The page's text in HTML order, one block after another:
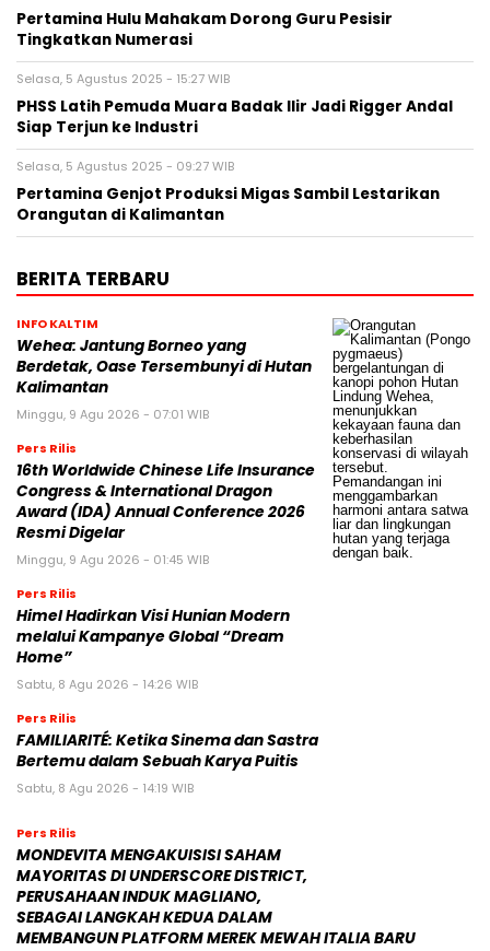
Pertamina Hulu Mahakam Dorong Guru Pesisir
Tingkatkan Numerasi
Selasa, 5 Agustus 2025 - 15:27 WIB
PHSS Latih Pemuda Muara Badak Ilir Jadi Rigger Andal
Siap Terjun ke Industri
Selasa, 5 Agustus 2025 - 09:27 WIB
Pertamina Genjot Produksi Migas Sambil Lestarikan
Orangutan di Kalimantan
BERITA TERBARU
INFO KALTIM
Wehea: Jantung Borneo yang
Berdetak, Oase Tersembunyi di Hutan
Kalimantan
Minggu, 9 Agu 2026 - 07:01 WIB
Pers Rilis
16th Worldwide Chinese Life Insurance
Congress & International Dragon
Award (IDA) Annual Conference 2026
Resmi Digelar
Minggu, 9 Agu 2026 - 01:45 WIB
Pers Rilis
Himel Hadirkan Visi Hunian Modern
melalui Kampanye Global “Dream
Home”
Sabtu, 8 Agu 2026 - 14:26 WIB
Pers Rilis
FAMILIARITÉ: Ketika Sinema dan Sastra
Bertemu dalam Sebuah Karya Puitis
Sabtu, 8 Agu 2026 - 14:19 WIB
Pers Rilis
MONDEVITA MENGAKUISISI SAHAM
MAYORITAS DI UNDERSCORE DISTRICT,
PERUSAHAAN INDUK MAGLIANO,
SEBAGAI LANGKAH KEDUA DALAM
MEMBANGUN PLATFORM MEREK MEWAH ITALIA BARU